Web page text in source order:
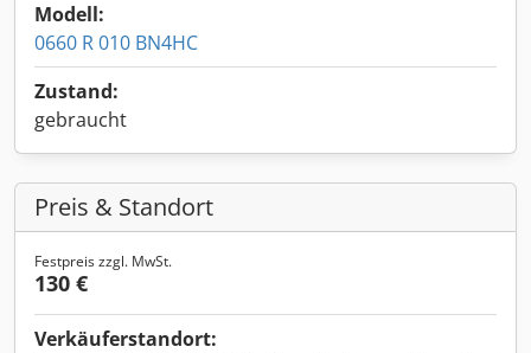
Modell:
0660 R 010 BN4HC
Zustand:
gebraucht
Preis & Standort
Festpreis zzgl. MwSt.
130 €
Verkäuferstandort: